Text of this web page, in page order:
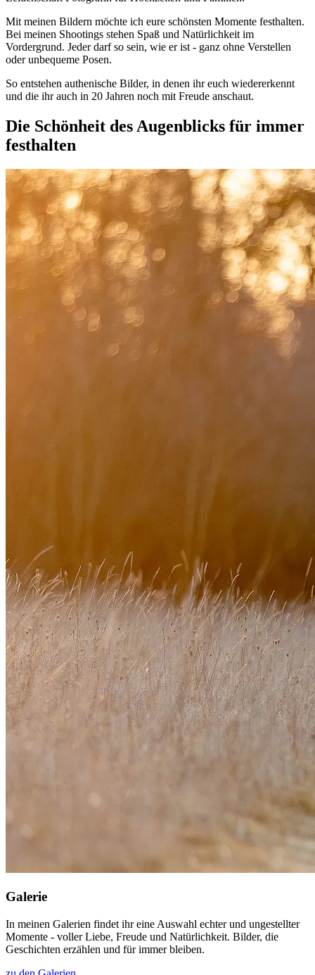
Mit meinen Bildern möchte ich eure schönsten Momente festhalten.
Bei meinen Shootings stehen Spaß und Natürlichkeit im
Vordergrund. Jeder darf so sein, wie er ist - ganz ohne Verstellen
oder unbequeme Posen.
So entstehen authenische Bilder, in denen ihr euch wiedererkennt
und die ihr auch in 20 Jahren noch mit Freude anschaut.
Die Schönheit des Augenblicks für immer
festhalten
Galerie
In meinen Galerien findet ihr eine Auswahl echter und ungestellter
Momente - voller Liebe, Freude und Natürlichkeit. Bilder, die
Geschichten erzählen und für immer bleiben.